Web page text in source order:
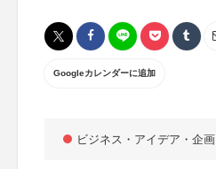
Googleカレンダーに追加
ビジネス・アイデア・企画